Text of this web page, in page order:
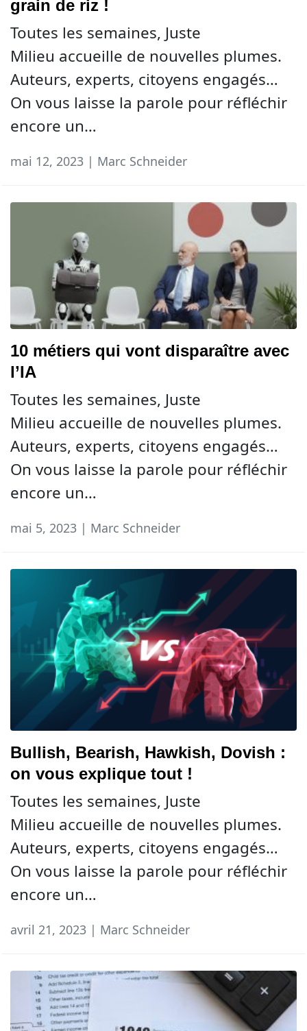
grain de riz !
Toutes les semaines, Juste
Milieu accueille de nouvelles plumes.
Auteurs, experts, citoyens engagés…
On vous laisse la parole pour réfléchir
encore un…
mai 12, 2023 | Marc Schneider
10 métiers qui vont disparaître avec
l’IA
Toutes les semaines, Juste
Milieu accueille de nouvelles plumes.
Auteurs, experts, citoyens engagés…
On vous laisse la parole pour réfléchir
encore un…
mai 5, 2023 | Marc Schneider
Bullish, Bearish, Hawkish, Dovish :
on vous explique tout !
Toutes les semaines, Juste
Milieu accueille de nouvelles plumes.
Auteurs, experts, citoyens engagés…
On vous laisse la parole pour réfléchir
encore un…
avril 21, 2023 | Marc Schneider